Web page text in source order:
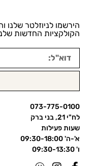
הירשמו לניוזלטר שלנו
הקולקציות החדשות
073-775-0100
לח"י 21, בני ברק
שעות פעילות
א'-ה' 09:30-18:00
ו' 09:30-13:30